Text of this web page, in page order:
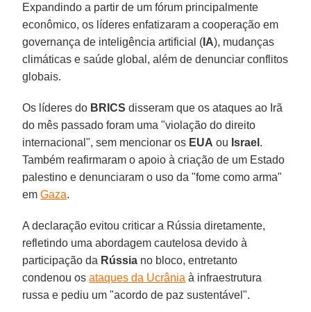
Expandindo a partir de um fórum principalmente
econômico, os líderes enfatizaram a cooperação em
governança de inteligência artificial ( IA), mudanças
climáticas e saúde global, além de denunciar conflitos
globais.
Os líderes do BRICS disseram que os ataques ao Irã
do mês passado foram uma "violação do direito
internacional", sem mencionar os EUA ou Israel .
Também reafirmaram o apoio à criação de um Estado
palestino e denunciaram o uso da "fome como arma"
emGaza.
A declaração evitou criticar a Rússia diretamente,
refletindo uma abordagem cautelosa devido à
participação da Rússia no bloco, entretanto
condenou osataques da Ucrânia à infraestrutura
russa e pediu um "acordo de paz sustentável".